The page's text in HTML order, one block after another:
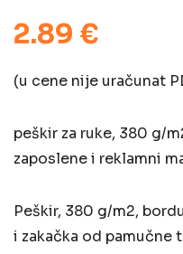
2.89 €
(u cene nije uračunat
peškir za ruke, 380 g/
zaposlene i reklamni
Peškir, 380 g/m2,
i zakačka od pamučne